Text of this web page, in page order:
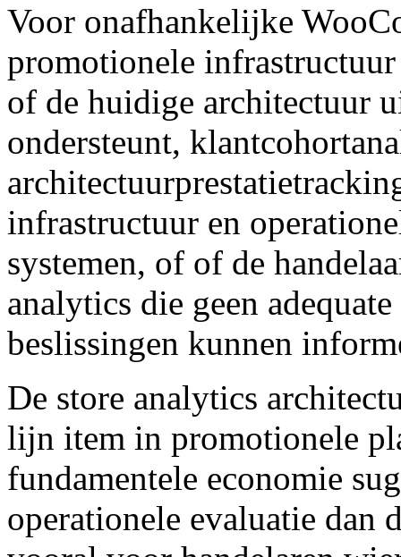
Voor onafhankelijke
promotionele
of de huidige architectuur
ondersteunt,
infrastructuur en
systemen, of of de
analytics die geen
beslissingen kunnen
De store analytics
lijn item in promotionele
fundamentele economie
operationele evaluatie dan